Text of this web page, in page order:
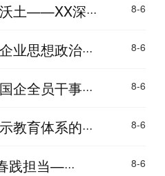
土——XX深··· 8-6
思想政治··· 8-6
全员干事··· 8-6
育体系的··· 8-6
践担当—··· 8-6